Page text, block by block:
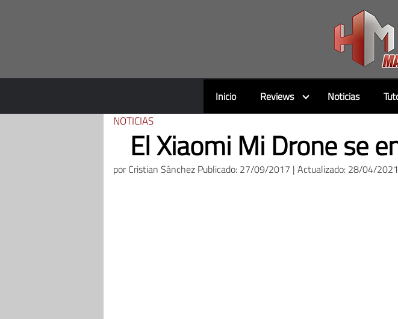
Inicio Reviews Noticias
NOTICIAS
El Xiaomi Mi Drone se
porCristian Sánchez Publicado: 27/09/2017 | Actualizado: 28/04/2021